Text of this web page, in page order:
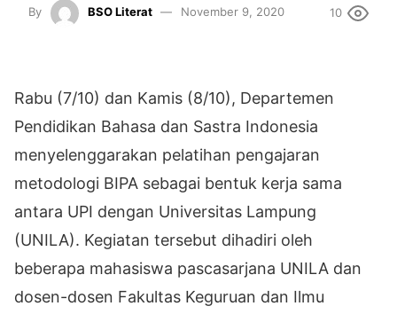
By BSO Literat November 9, 2020 10
Rabu (7/10) dan Kamis (8/10), Departemen
Pendidikan Bahasa dan Sastra Indonesia
menyelenggarakan pelatihan pengajaran
metodologi BIPA sebagai bentuk kerja sama
antara UPI dengan Universitas Lampung
(UNILA). Kegiatan tersebut dihadiri oleh
beberapa mahasiswa pascasarjana UNILA dan
dosen-dosen Fakultas Keguruan dan Ilmu